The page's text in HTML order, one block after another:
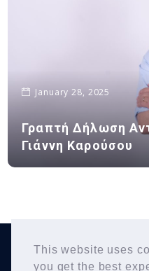
This website uses
you get the best
January 28, 2025
Γραπτή Δήλωση
Γιάννη Καρούσου
Copyright © 2026